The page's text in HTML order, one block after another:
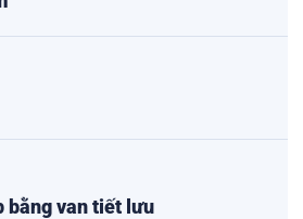
bằng van tiết lưu